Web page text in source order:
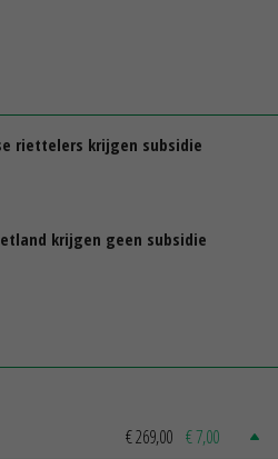
riettelers krijgen subsidie
krijgen geen subsidie
€ 269,00 € 7,00